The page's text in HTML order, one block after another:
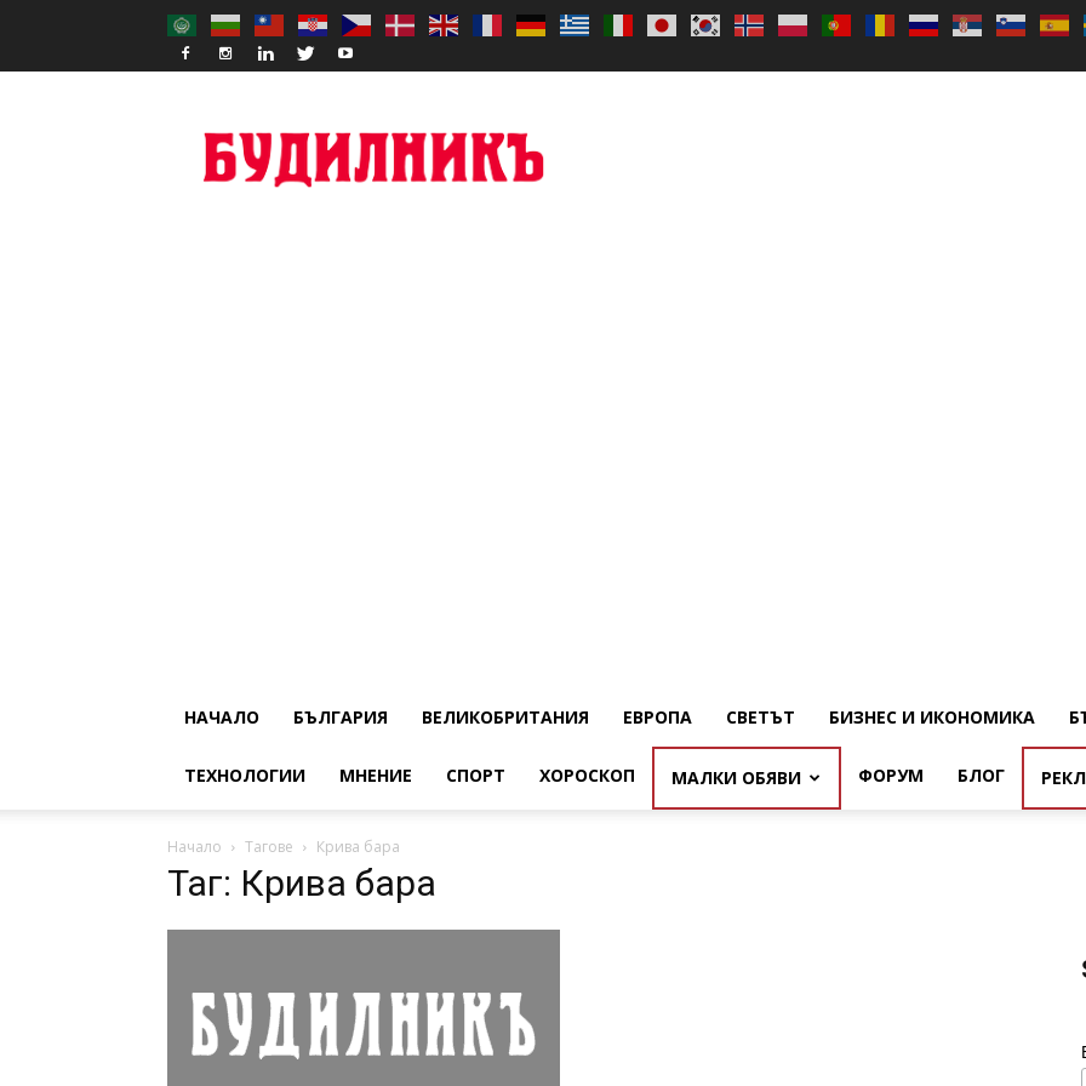
НАЧАЛО БЪЛГАРИЯ ВЕЛИКОБРИТАНИЯ ЕВРОПА СВЕТЪТ БИЗНЕС И ИКОНОМИКА
ТЕХНОЛОГИИ МНЕНИЕ СПОРТ ХОРОСКОП МАЛКИ ОБЯВИ ФОРУМ БЛОГ
Начало Тагове Крива бара
Таг: Крива бара